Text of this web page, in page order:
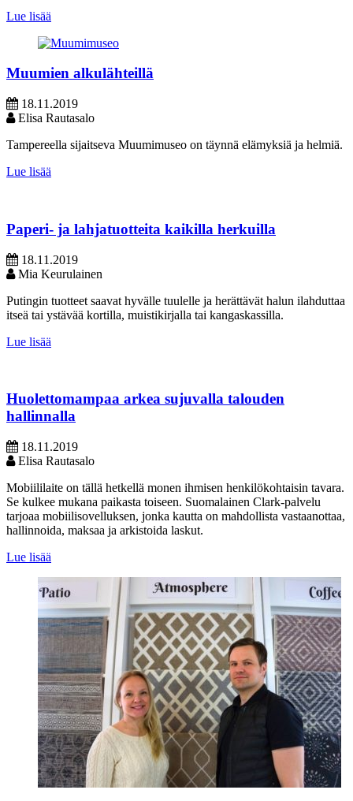
Lue lisää
Muumien alkulähteillä
18.11.2019
Elisa Rautasalo
Tampereella sijaitseva Muumimuseo on täynnä elämyksiä ja helmiä.
Lue lisää
Paperi- ja lahjatuotteita kaikilla herkuilla
18.11.2019
Mia Keurulainen
Putingin tuotteet saavat hyvälle tuulelle ja herättävät halun ilahduttaa
itseä tai ystävää kortilla, muistikirjalla tai kangaskassilla.
Lue lisää
Huolettomampaa arkea sujuvalla talouden
hallinnalla
18.11.2019
Elisa Rautasalo
Mobiililaite on tällä hetkellä monen ihmisen henkilökohtaisin tavara.
Se kulkee mukana paikasta toiseen. Suomalainen Clark-palvelu
tarjoaa mobiilisovelluksen, jonka kautta on mahdollista vastaanottaa,
hallinnoida, maksaa ja arkistoida laskut.
Lue lisää